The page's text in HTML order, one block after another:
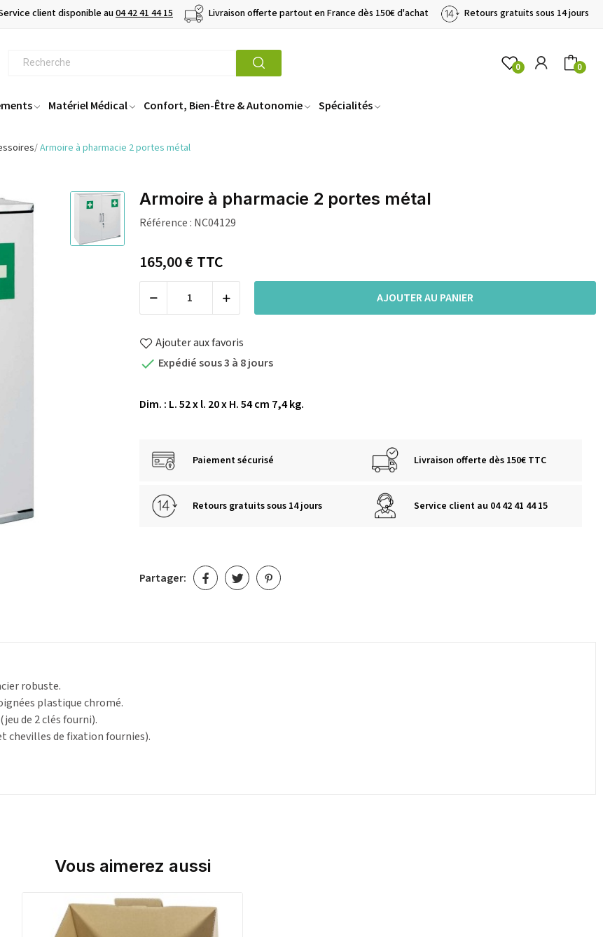
client disponible au04 42 41 44 15 Livraison offerte partout en France dès 150€ d'achat Retours gratuits sous 14 jours
0 0
Matériel Médical Confort, Bien-Être & Autonomie Spécialités
Armoire à pharmacie 2 portes métal
Armoire à pharmacie 2 portes métal
Référence : NC04129
165,00 €TTC
AJOUTER AU PANIER
Ajouter aux favoris
 Expédié sous 3 à 8 jours
Dim. : L. 52 x l. 20 x H. 54 cm 7,4 kg.
Paiement sécurisé Livraison offerte dès 150€ TTC
Retours gratuits sous 14 jours Service client au 04 42 41 44 15
Partager:
robuste.
plastique chromé.
de 2 clés fourni).
chevilles de fixation fournies).
Vous aimerez aussi